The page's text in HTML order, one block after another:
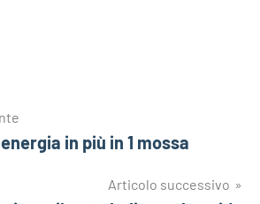
in più in 1 mossa
Articolo successivo